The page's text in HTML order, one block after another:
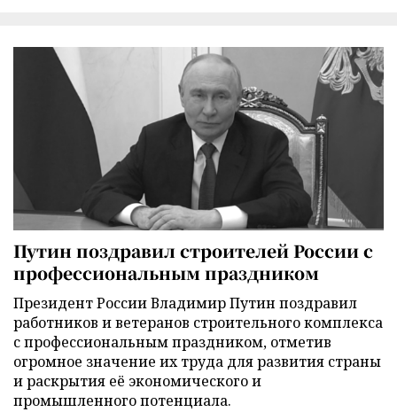
Путин поздравил строителей России с
профессиональным праздником
Президент России Владимир Путин поздравил
работников и ветеранов строительного комплекса
с профессиональным праздником, отметив
огромное значение их труда для развития страны
и раскрытия её экономического и
промышленного потенциала.